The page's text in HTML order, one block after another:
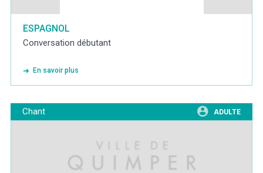
ESPAGNOL
Conversation débutant
En savoir plus
Chant ADULTE